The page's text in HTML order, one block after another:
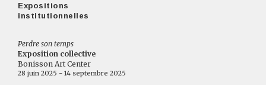
Expositions
institutionnelles
Perdre son temps
Exposition collective
Bonisson Art Center
28 juin 2025 - 14 septembre 2025